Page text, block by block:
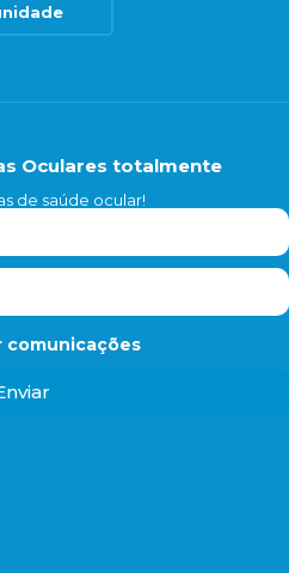
Oculares totalmente
de saúde ocular!
comunicações